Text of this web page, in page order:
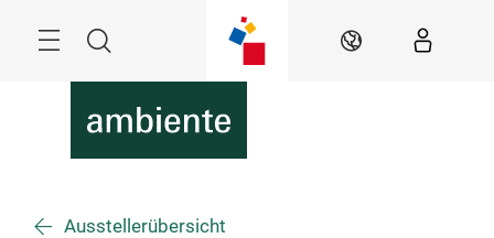
Suche DE
Ausstellerübersicht